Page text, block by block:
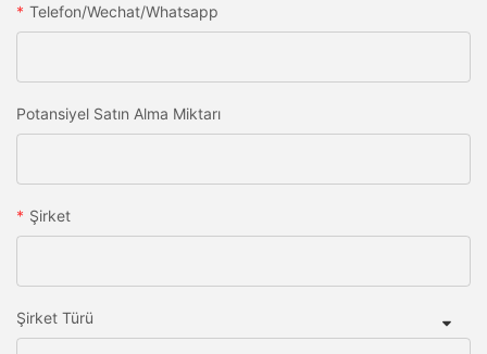
Telefon/wechat/whatsapp
Potansiyel Satın Alma Miktarı
Şirket
Şirket Türü